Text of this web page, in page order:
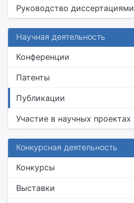
Руководство диссертациями
Научная деятельность
Конференции
Патенты
Публикации
Участие в научных проектах
Конкурсная деятельность
Конкурсы
Выставки